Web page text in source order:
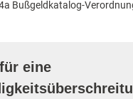
Bußgeldkatalog-
eine